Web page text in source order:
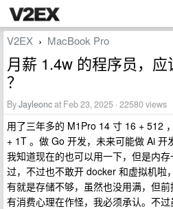
V2EX › MacBook Pro
月薪 1.4w 的程序员，
？
ByJayleoncat Feb 23, 2025 · 22580 views
用了三年多的 M1Pro 14 寸 16 + 512
+ 1T 。做 Go 开发，未来可能做 Ai 开
我知道现在的也可以用一下，但是内
过，不过也不敢开 docker 和虚拟机啦
有就是存储不够，虽然也没用满，但
有消费心理在作怪，我必须承认。不